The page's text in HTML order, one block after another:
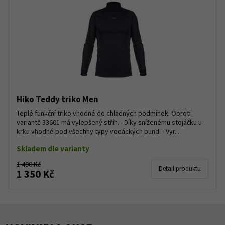
Hiko Teddy triko Men
Teplé funkční triko vhodné do chladných podmínek. Oproti
variantě 33601 má vylepšený střih. - Díky sníženému stojáčku u
krku vhodné pod všechny typy vodáckých bund. - Vyr...
Skladem dle varianty
1 490 Kč
1 350 Kč Detail produktu